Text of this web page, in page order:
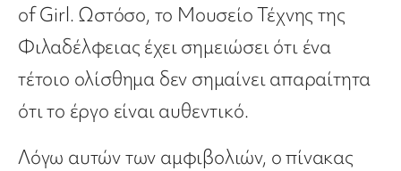
of Girl. Ωστόσο, το Μουσείο Τέχνης της
Φιλαδέλφειας έχει σημειώσει ότι ένα
τέτοιο ολίσθημα δεν σημαίνει απαραίτητα
ότι το έργο είναι αυθεντικό.
Λόγω αυτών των αμφιβολιών, ο πίνακας